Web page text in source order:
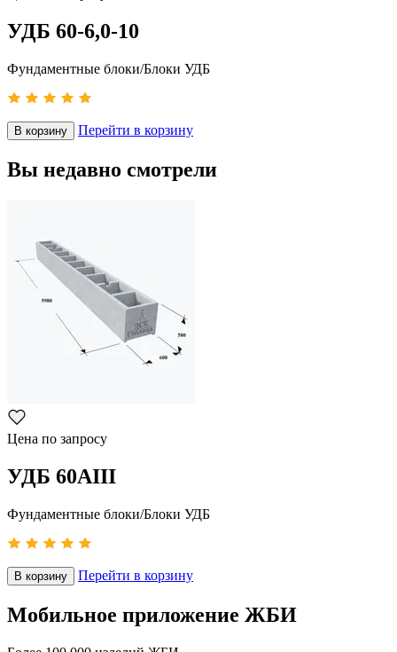
УДБ 60-6,0-10
Фундаментные блоки/Блоки УДБ
В корзину Перейти в корзину
Вы недавно смотрели
Цена по запросу
УДБ 60АIII
Фундаментные блоки/Блоки УДБ
В корзину Перейти в корзину
Мобильное приложение ЖБИ